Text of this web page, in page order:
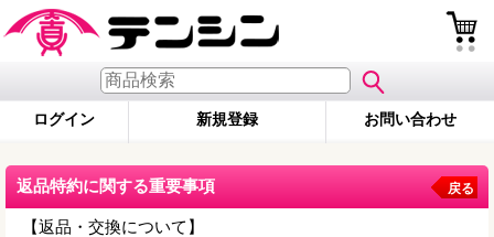
ログイン 新規登録 お問い合わせ
返品特約に関する重要事項 戻る
【返品・交換について】